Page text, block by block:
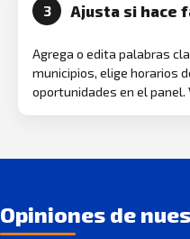
3 Ajusta si hace
Agrega o edita palabras
municipios, elige horarios
oportunidades en el
Opiniones de